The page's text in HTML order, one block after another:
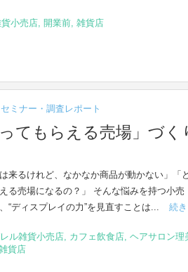
小売店, 開業前, 雑貨店
セミナー・調査レポート
てもらえる売場」づく
来るけれど、なかなか商品が動かない」「
る売場になるの？」 そんな悩みを持つ小売
“ディスプレイの力”を見直すことは...
続
ル雑貨小売店, カフェ飲食店, ヘアサロン理
貨店